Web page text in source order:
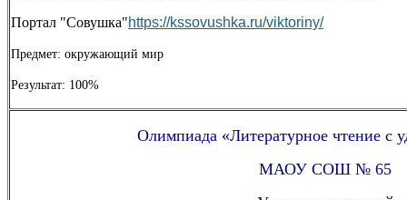
Портал "Совушка"https://kssovushka.ru/viktoriny/
Предмет: окружающий мир
Результат: 100%
Олимпиада «Литературное чтение с
МАОУ СОШ № 65